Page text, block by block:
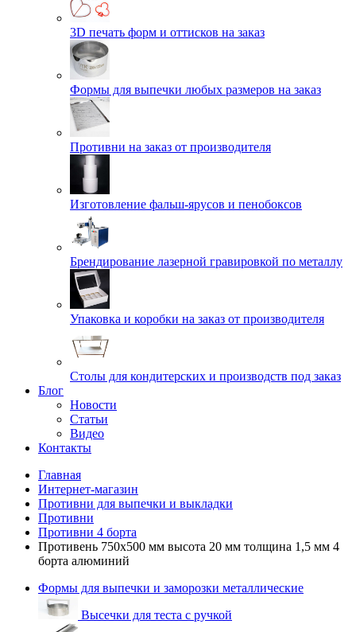
3D печать форм и оттисков на заказ
Формы для выпечки любых размеров на заказ
Противни на заказ от производителя
Изготовление фальш-ярусов и пенобоксов
Брендирование лазерной гравировкой по металлу
Упаковка и коробки на заказ от производителя
Cтолы для кондитерских и производств под заказ
Блог
Новости
Статьи
Видео
Контакты
Главная
Интернет-магазин
Противни для выпечки и выкладки
Противни
Противни 4 борта
Противень 750х500 мм высота 20 мм толщина 1,5 мм 4
борта алюминий
Формы для выпечки и заморозки металлические
Высечки для теста с ручкой